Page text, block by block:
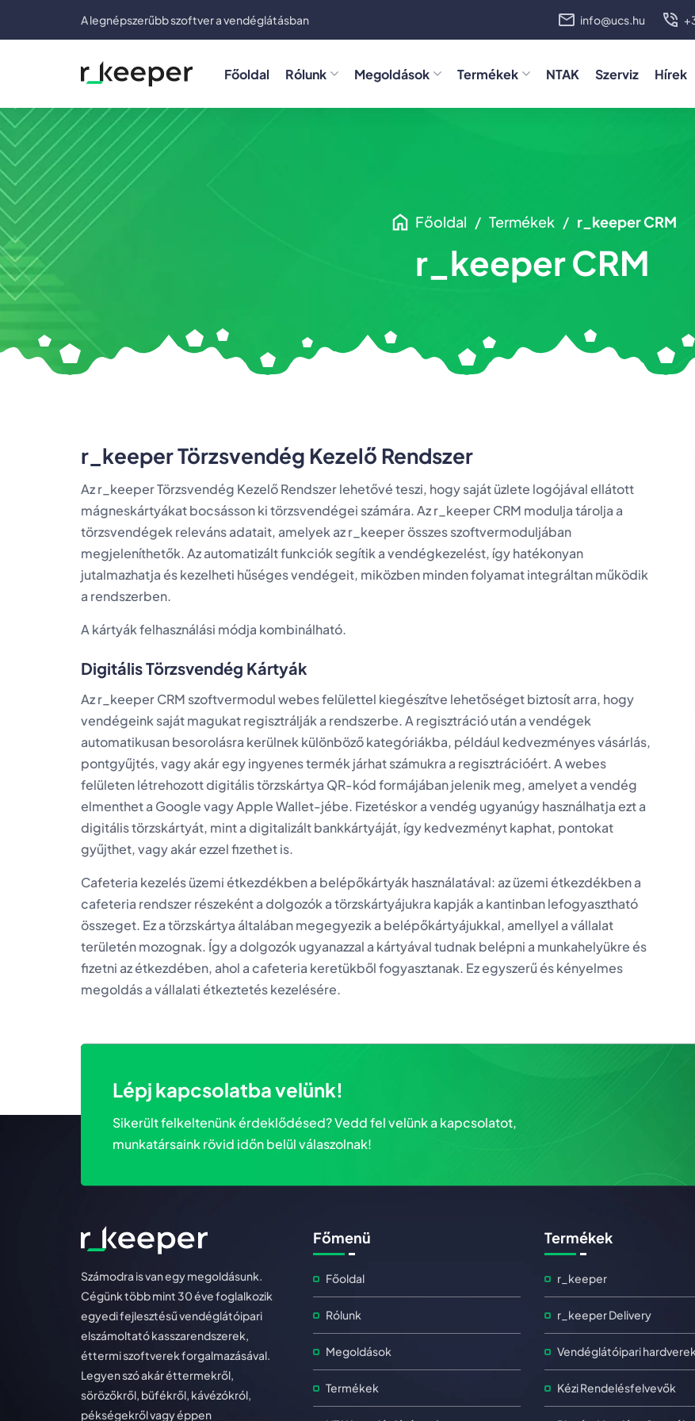
A legnépszerűbb szoftver a vendéglátásban info@ucs.hu
Főoldal Rólunk Megoldások Termékek NTAK Szerviz Hírek
Főoldal Termékek r_keeper CRM
r_keeper CRM
r_keeper Törzsvendég Kezelő Rendszer
Az r_keeper Törzsvendég Kezelő Rendszer lehetővé teszi, hogy saját üzlete logójával ellátott
mágneskártyákat bocsásson ki törzsvendégei számára. Az r_keeper CRM modulja tárolja a
törzsvendégek releváns adatait, amelyek az r_keeper összes szoftvermoduljában
megjeleníthetők. Az automatizált funkciók segítik a vendégkezelést, így hatékonyan
jutalmazhatja és kezelheti hűséges vendégeit, miközben minden folyamat integráltan működik
a rendszerben.
A kártyák felhasználási módja kombinálható.
Digitális Törzsvendég Kártyák
Az r_keeper CRM szoftvermodul webes felülettel kiegészítve lehetőséget biztosít arra, hogy
vendégeink saját magukat regisztrálják a rendszerbe. A regisztráció után a vendégek
automatikusan besorolásra kerülnek különböző kategóriákba, például kedvezményes vásárlás,
pontgyűjtés, vagy akár egy ingyenes termék járhat számukra a regisztrációért. A webes
felületen létrehozott digitális törzskártya QR-kód formájában jelenik meg, amelyet a vendég
elmenthet a Google vagy Apple Wallet-jébe. Fizetéskor a vendég ugyanúgy használhatja ezt a
digitális törzskártyát, mint a digitalizált bankkártyáját, így kedvezményt kaphat, pontokat
gyűjthet, vagy akár ezzel fizethet is.
Cafeteria kezelés üzemi étkezdékben a belépőkártyák használatával: az üzemi étkezdékben a
cafeteria rendszer részeként a dolgozók a törzskártyájukra kapják a kantinban lefogyasztható
összeget. Ez a törzskártya általában megegyezik a belépőkártyájukkal, amellyel a vállalat
területén mozognak. Így a dolgozók ugyanazzal a kártyával tudnak belépni a munkahelyükre és
fizetni az étkezdében, ahol a cafeteria keretükből fogyasztanak. Ez egyszerű és kényelmes
megoldás a vállalati étkeztetés kezelésére.
Lépj kapcsolatba velünk!
Sikerült felkeltenünk érdeklődésed? Vedd fel velünk a kapcsolatot,
munkatársaink rövid időn belül válaszolnak!
Számodra is van egy megoldásunk.
Cégünk több mint 30 éve foglalkozik
egyedi fejlesztésű vendéglátóipari
elszámoltató kasszarendszerek,
éttermi szoftverek forgalmazásával.
Legyen szó akár éttermekről,
sörözőkről, büfékről, kávézókról,
pékségekről vagy éppen
Főmenü
Főoldal
Rólunk
Megoldások
Termékek
Termékek
r_keeper
r_keeper Delivery
Vendéglátóipari hardverek
Kézi Rendelésfelvevők